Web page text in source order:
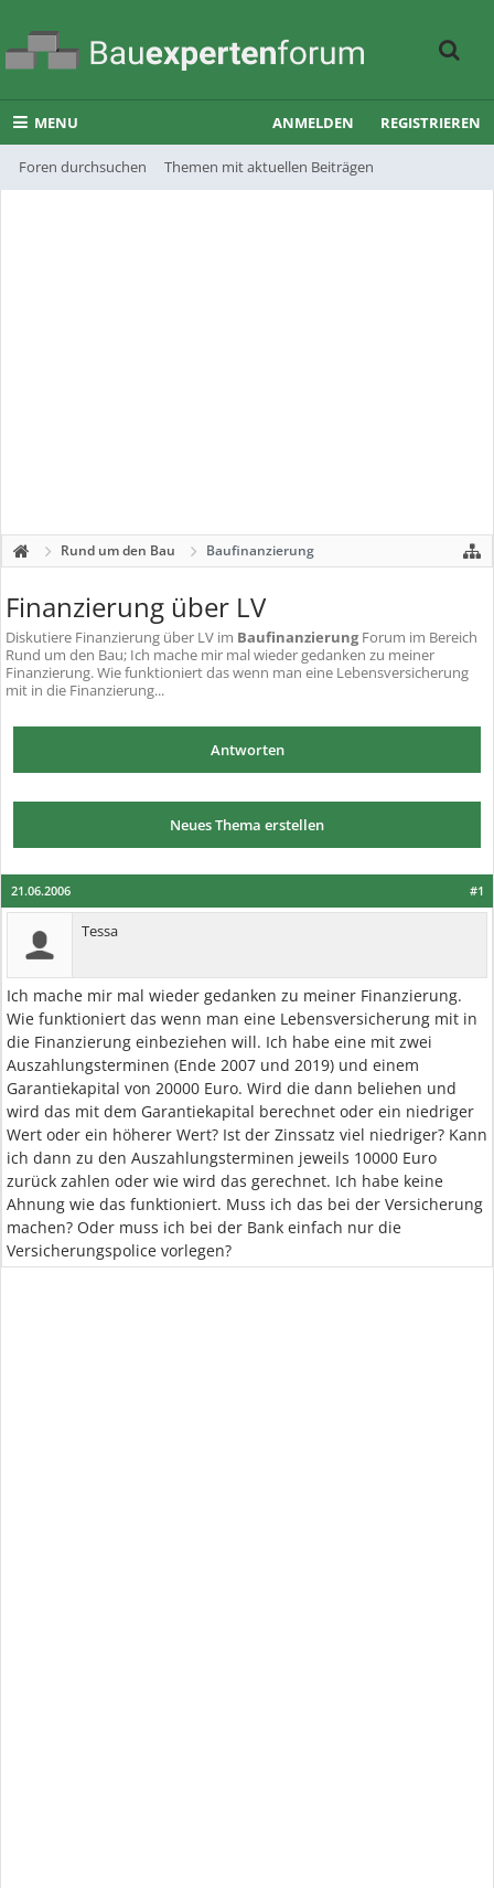
MENU
Foren durchsuchen Themen mit aktuellen Beiträgen
ANMELDEN REGISTRIEREN
Rund um den Bau Baufinanzierung
Finanzierung über LV
Diskutiere Finanzierung über LV im Baufinanzierung Forum im Bereich
Rund um den Bau; Ich mache mir mal wieder gedanken zu meiner
Finanzierung. Wie funktioniert das wenn man eine Lebensversicherung
mit in die Finanzierung...
Antworten
Neues Thema erstellen
#1
21.06.2006
Tessa
Ich mache mir mal wieder gedanken zu meiner Finanzierung.
Wie funktioniert das wenn man eine Lebensversicherung mit in
die Finanzierung einbeziehen will. Ich habe eine mit zwei
Auszahlungsterminen (Ende 2007 und 2019) und einem
Garantiekapital von 20000 Euro. Wird die dann beliehen und
wird das mit dem Garantiekapital berechnet oder ein niedriger
Wert oder ein höherer Wert? Ist der Zinssatz viel niedriger? Kann
ich dann zu den Auszahlungsterminen jeweils 10000 Euro
zurück zahlen oder wie wird das gerechnet. Ich habe keine
Ahnung wie das funktioniert. Muss ich das bei der Versicherung
machen? Oder muss ich bei der Bank einfach nur die
Versicherungspolice vorlegen?